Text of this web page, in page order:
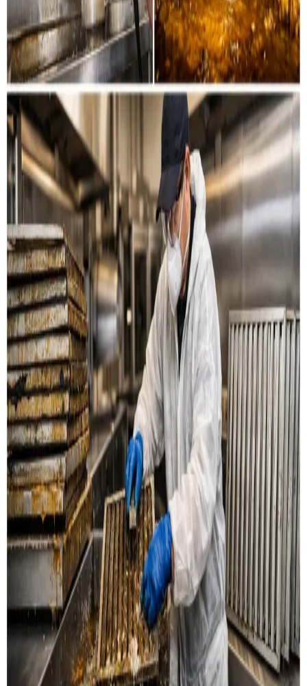
Restaurant & køkken
Rensning af emhætter, fedtkanaler og
udsugningssystemer til restauranter og storkøkkener i
Espergærde.
Læs mere